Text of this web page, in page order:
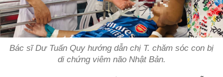
Bác sĩ Dư Tuấn Quy hướng dẫn chị T. chăm sóc con bị
di chứng viêm não Nhật Bản.